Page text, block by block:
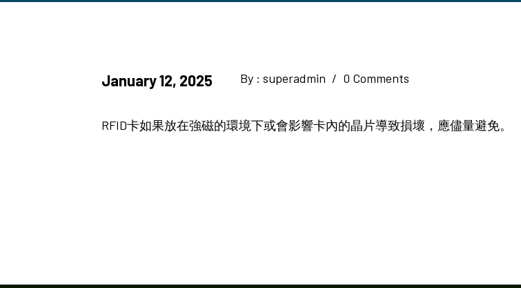
January 12, 2025 By : superadmin / 0 Comments
RFID卡如果放在強磁的環境下或會影響卡內的晶片導致損壞，應儘量避免。